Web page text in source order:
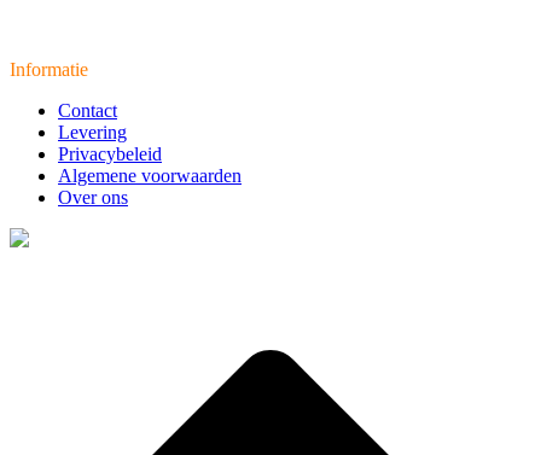
Informatie
Contact
Levering
Privacybeleid
Algemene voorwaarden
Over ons